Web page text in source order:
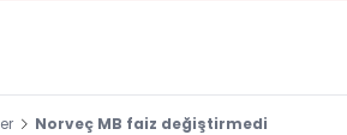
Norveç MB faiz değiştirmedi